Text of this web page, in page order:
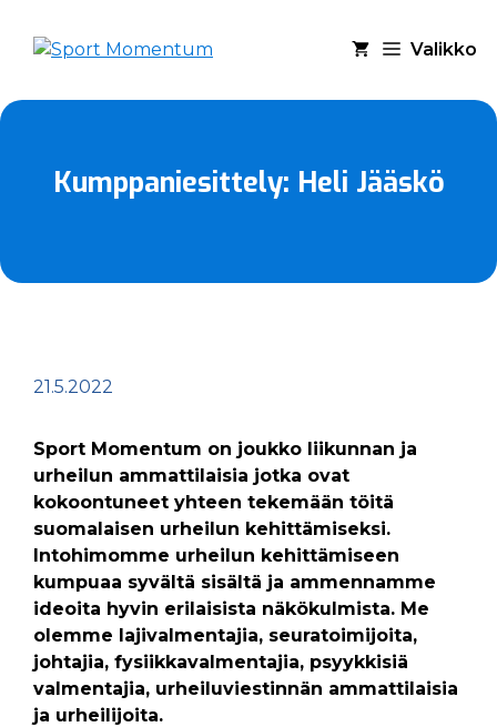
sisältöön
Valikko
Kumppaniesittely: Heli Jääskö
21.5.2022
Sport Momentum on joukko liikunnan ja
urheilun ammattilaisia jotka ovat
kokoontuneet yhteen tekemään töitä
suomalaisen urheilun kehittämiseksi.
Intohimomme urheilun kehittämiseen
kumpuaa syvältä sisältä ja ammennamme
ideoita hyvin erilaisista näkökulmista. Me
olemme lajivalmentajia, seuratoimijoita,
johtajia, fysiikkavalmentajia, psyykkisiä
valmentajia, urheiluviestinnän ammattilaisia
ja urheilijoita.